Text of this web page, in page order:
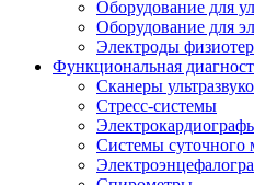
Оборудование для
Оборудование для
Электроды
Функциональная
Сканеры
Стресс-системы
Системы суточного